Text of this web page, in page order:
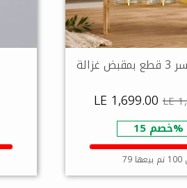
LE 1,699.00 LE
خصم 15%